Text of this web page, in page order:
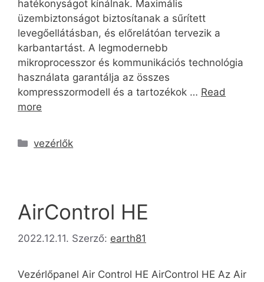
hatékonyságot kínálnak. Maximális
üzembiztonságot biztosítanak a sűrített
levegőellátásban, és előrelátóan tervezik a
karbantartást. A legmodernebb
mikroprocesszor és kommunikációs technológia
használata garantálja az összes
kompresszormodell és a tartozékok … Read
more
vezérlők
AirControl HE
2022.12.11. Szerző: earth81
Vezérlőpanel Air Control HE AirControl HE Az Air